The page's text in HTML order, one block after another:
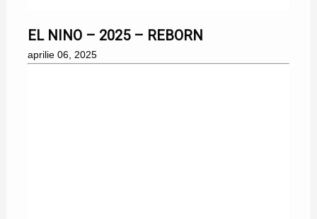
EL NINO – 2025 – REBORN
aprilie 06, 2025